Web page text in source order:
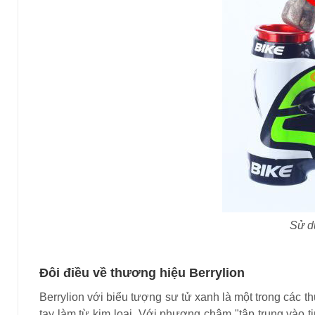
Sử
Đôi điều về thương hiệu Berrylion
Berrylion với biểu tượng sư tử xanh là một trong các